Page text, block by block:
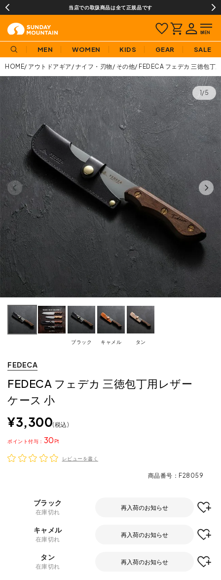
当店での取扱商品は全て正規品です
MEN WOMEN KIDS GEAR SALE
HOME アウトドアギア ナイフ・刃物 その他 FEDECA フェデカ 三徳包丁
1/5
ブラック キャメル タン
FEDECA
FEDECA フェデカ 三徳包丁用レザー
ケース 小
¥3,300 税込
30
ポイント
レビューを書く
商品番号 F28059
ブラック
在庫切れ
再入荷のお知らせ
キャメル
在庫切れ
再入荷のお知らせ
タン
在庫切れ
再入荷のお知らせ